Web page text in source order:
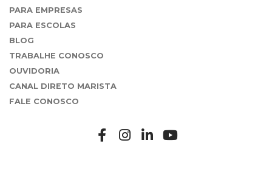
PARA EMPRESAS
PARA ESCOLAS
BLOG
TRABALHE CONOSCO
OUVIDORIA
CANAL DIRETO MARISTA
FALE CONOSCO